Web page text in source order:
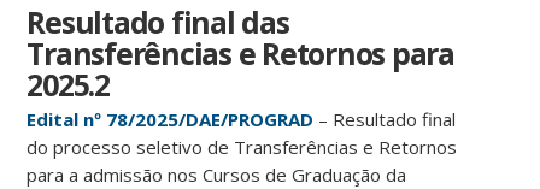
Resultado final das
Transferências e Retornos para
2025.2
Edital nº 78/2025/DAE/PROGRAD – Resultado final
do processo seletivo de Transferências e Retornos
para a admissão nos Cursos de Graduação da